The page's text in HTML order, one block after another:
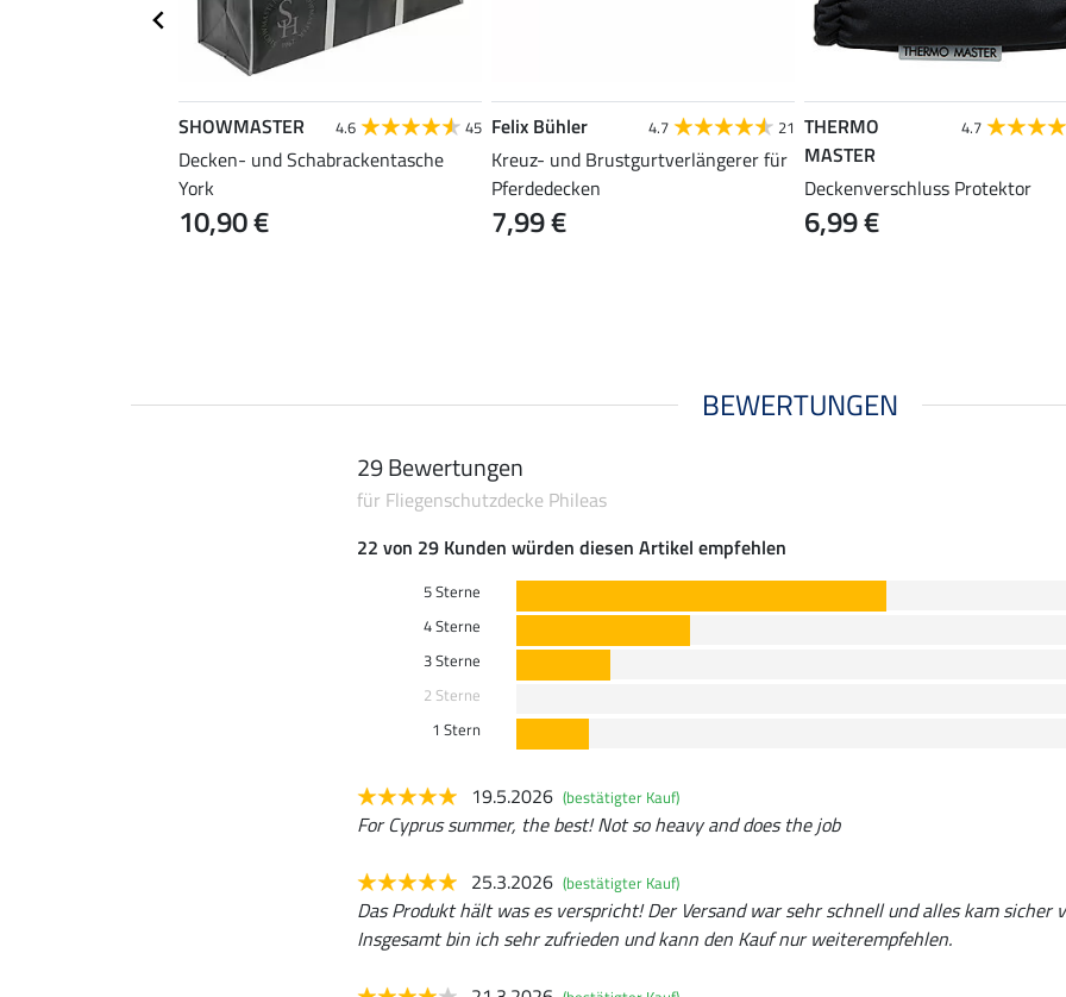
SHOWMASTER 4.6 45
Decken- und Schabrackentasche
York
10,90 €
Felix Bühler 4.7 21
Kreuz- und Brustgurtverlängerer für
Pferdedecken
7,99 €
THERMO
MASTER
4.7
Deckenverschluss Protektor
6,99 €
BEWERTUNGEN
29 Bewertungen
für Fliegenschutzdecke Phileas
22 von 29 Kunden würden diesen Artikel empfehlen
5 Sterne
4 Sterne
3 Sterne
2 Sterne
1 Stern
19.5.2026 (bestätigter Kauf)
For Cyprus summer, the best! Not so heavy and does the job
25.3.2026 (bestätigter Kauf)
Das Produkt hält was es verspricht! Der Versand war sehr schnell und alles kam sicher
Insgesamt bin ich sehr zufrieden und kann den Kauf nur weiterempfehlen.